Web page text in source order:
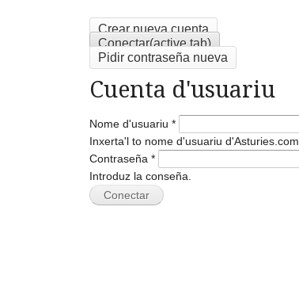
Crear nueva cuenta
Conectar(active tab)
Pidir contraseña nueva
Cuenta d'usuariu
Nome d'usuariu *
Inxerta'l to nome d'usuariu d'Asturies.com.
Contraseña *
Introduz la conseña.